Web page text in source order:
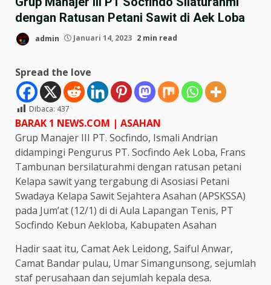
dengan Ratusan Petani Sawit di Aek Loba
admin Januari 14, 2023 2 min read
Spread the love
Dibaca: 437
BARAK 1 NEWS.COM | ASAHAN
Grup Manajer III PT. Socfindo, Ismali Andrian
didampingi Pengurus PT. Socfindo Aek Loba, Frans
Tambunan bersilaturahmi dengan ratusan petani
Kelapa sawit yang tergabung di Asosiasi Petani
Swadaya Kelapa Sawit Sejahtera Asahan (APSKSSA)
pada Jum’at (12/1) di di Aula Lapangan Tenis, PT
Socfindo Kebun Aekloba, Kabupaten Asahan
Hadir saat itu, Camat Aek Leidong, Saiful Anwar,
Camat Bandar pulau, Umar Simangunsong, sejumlah
staf perusahaan dan sejumlah kepala desa.